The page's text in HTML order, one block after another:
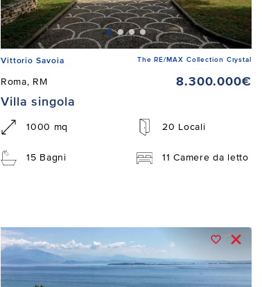
Vittorio Savoia The RE/MAX Collection Crystal
Roma, RM
8.300.000€
Villa singola
1000 mq 20 Locali
15 Bagni 11 Camere da letto